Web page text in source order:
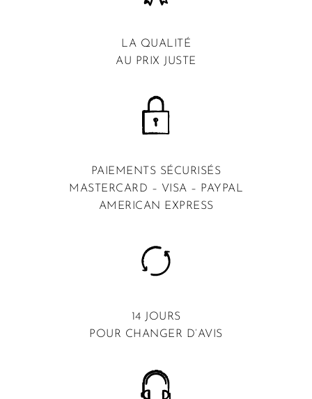
LA QUALITÉ
AU PRIX JUSTE
PAIEMENTS SÉCURISÉS
MASTERCARD – VISA – PAYPAL
AMERICAN EXPRESS
14 JOURS
POUR CHANGER D’AVIS